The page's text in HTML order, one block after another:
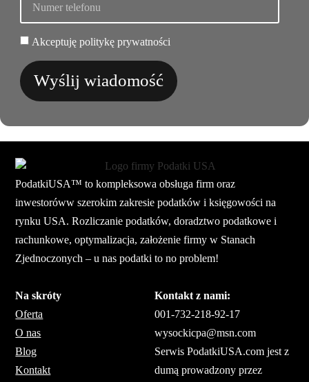
Akceptuję politykę prywatności
Wyślij wiadomość
Na skróty
Oferta
O nas
Blog
Kontakt
Kontakt z nami:
001-732-218-92-17
wysockicpa@msn.com
Serwis PodatkiUSA.com jest z
dumą prowadzony przez
PodatkiUSA™ to kompleksowa obsługa firm oraz
inwestoróww szerokim zakresie podatków i księgowości na
rynku USA. Rozliczanie podatków, doradztwo podatkowe i
rachunkowe, optymalizacja, założenie firmy w Stanach
Zjednoczonych – u nas podatki to no problem!